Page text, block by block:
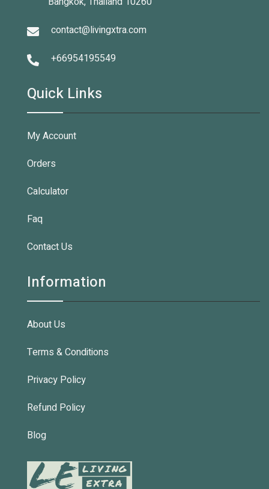
contact@livingxtra.com
+66954195549
Quick Links
My Account
Orders
Calculator
Faq
Contact Us
Information
About Us
Terms & Conditions
Privacy Policy
Refund Policy
Blog